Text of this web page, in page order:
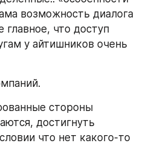
возможность диалога
главное, что доступ
у айтишников очень
стороны
достигнуть
что нет какого-то